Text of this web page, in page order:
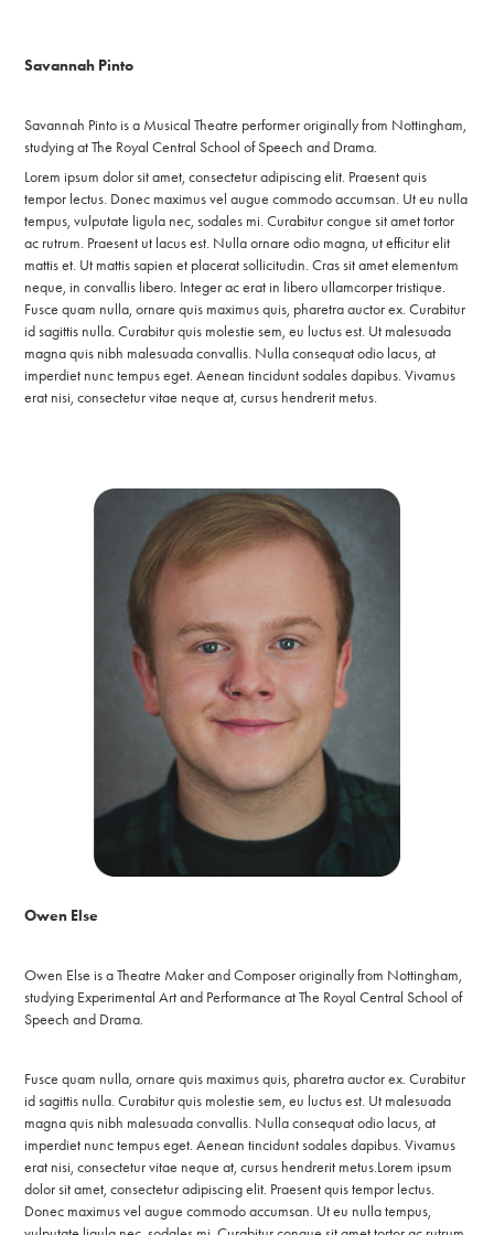
Savannah Pinto
Savannah Pinto is a Musical Theatre performer originally from Nottingham,
studying at The Royal Central School of Speech and Drama.
Lorem ipsum dolor sit amet, consectetur adipiscing elit. Praesent quis
tempor lectus. Donec maximus vel augue commodo accumsan. Ut eu nulla
tempus, vulputate ligula nec, sodales mi. Curabitur congue sit amet tortor
ac rutrum. Praesent ut lacus est. Nulla ornare odio magna, ut efficitur elit
mattis et. Ut mattis sapien et placerat sollicitudin. Cras sit amet elementum
neque, in convallis libero. Integer ac erat in libero ullamcorper tristique.
Fusce quam nulla, ornare quis maximus quis, pharetra auctor ex.Curabitur
id sagittis nulla. Curabitur quis molestie sem, eu luctus est. Ut malesuada
magna quis nibh malesuada convallis. Nulla consequat odio lacus, at
imperdiet nunc tempus eget. Aenean tincidunt sodales dapibus. Vivamus
erat nisi, consectetur vitae neque at, cursus hendrerit metus.
Owen Else
Owen Else is a Theatre Maker and Composer originally from Nottingham,
studying Experimental Art and Performance at The Royal Central School of
Speech and Drama.
Fusce quam nulla, ornare quis maximus quis, pharetra auctor ex.Curabitur
id sagittis nulla. Curabitur quis molestie sem, eu luctus est. Ut malesuada
magna quis nibh malesuada convallis. Nulla consequat odio lacus, at
imperdiet nunc tempus eget. Aenean tincidunt sodales dapibus. Vivamus
erat nisi, consectetur vitae neque at, cursus hendrerit metus.Lorem ipsum
dolor sit amet, consectetur adipiscing elit. Praesent quis tempor lectus.
Donec maximus vel augue commodo accumsan. Ut eu nulla tempus,